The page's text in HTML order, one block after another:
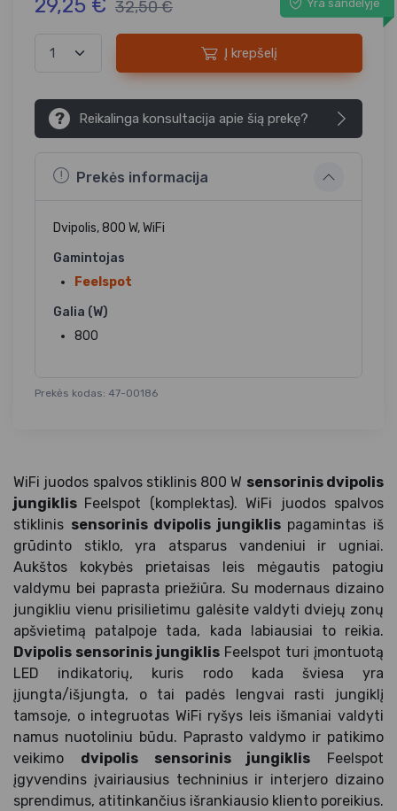
29,25 € 32,50 € Yra sandėlyje
Į krepšelį
? Reikalinga konsultacija apie šią prekę?
Prekės informacija
Dvipolis, 800 W, WiFi
Gamintojas
Feelspot
Galia (W)
800
Prekės kodas: 47-00186
WiFi juodos spalvos stiklinis 800 W sensorinis dvipolis
jungiklis Feelspot (komplektas). WiFi juodos spalvos
stiklinis sensorinis dvipolis jungiklispagamintas iš
grūdinto stiklo, yra atsparus vandeniui ir ugniai.
Aukštos kokybės prietaisas leis mėgautis patogiu
valdymu bei paprasta priežiūra. Su modernaus dizaino
jungikliu vienu prisilietimu galėsite valdyti dviejų zonų
apšvietimą patalpoje tada, kada labiausiai to reikia.
Dvipolis sensorinis jungiklis Feelspot turi įmontuotą
LED indikatorių, kuris rodo kada šviesa yra
įjungta/išjungta, o tai padės lengvai rasti jungiklį
tamsoje, o integruotas WiFi ryšys leis išmaniai valdyti
namus nuotoliniu būdu. Paprasto valdymo ir patikimo
veikimo dvipolis sensorinis jungiklis Feelspot
įgyvendins įvairiausius techninius ir interjero dizaino
sprendimus, atitinkančius išrankiausio kliento poreikius.